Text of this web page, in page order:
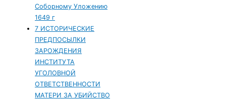
Соборному Уложению
1649 г
7 ИСТОРИЧЕСКИЕ
ПРЕДПОСЫЛКИ
ЗАРОЖДЕНИЯ
ИНСТИТУТА
УГОЛОВНОЙ
ОТВЕТСТВЕННОСТИ
МАТЕРИ ЗА УБИЙСТВО